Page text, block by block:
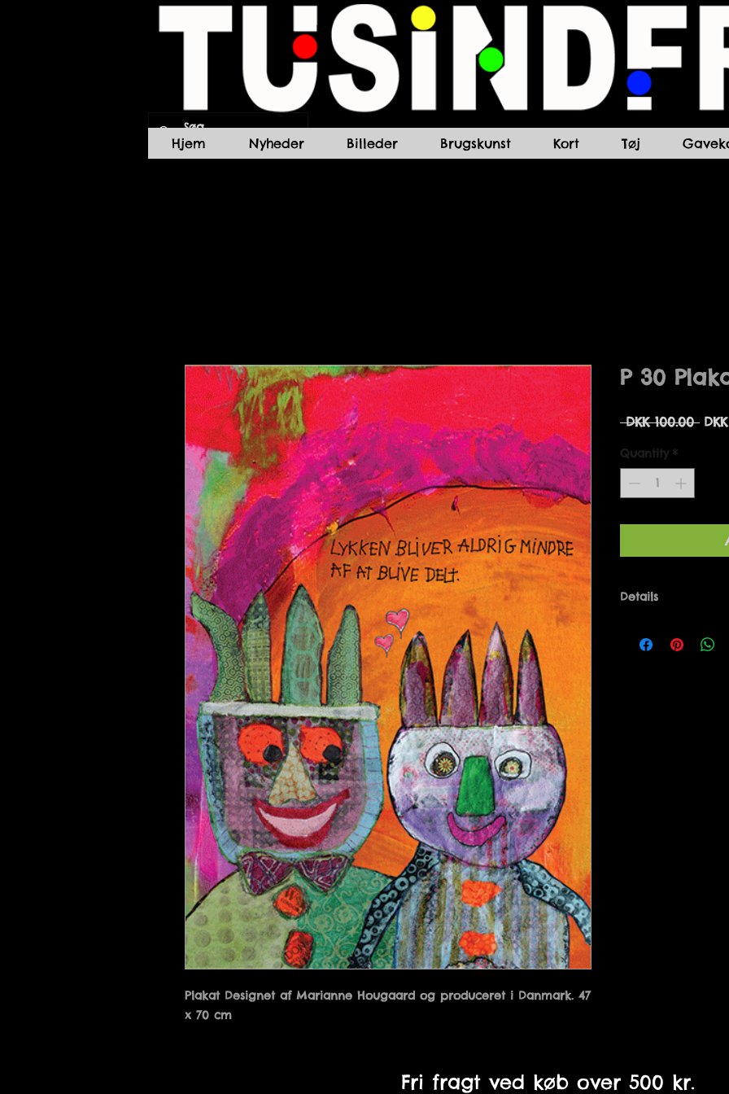
Plakat Designet af Marianne Hougaard og produceret i Danmark. 47
x 70 cm
P 30
DKK 100.00
Quantity *
Details
Hjem Nyheder Billeder Brugskunst Kort Tøj
Fri fragt ved køb over 500 kr.